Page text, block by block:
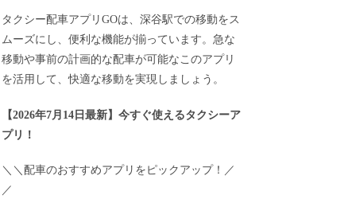
タクシー配車アプリGOは、深谷駅での移動をス
ムーズにし、便利な機能が揃っています。急な
移動や事前の計画的な配車が可能なこのアプリ
を活用して、快適な移動を実現しましょう。
【2026年7月14日最新】今すぐ使えるタクシーア
プリ！
＼＼配車のおすすめアプリをピックアップ！／
／